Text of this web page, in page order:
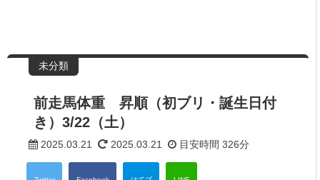
未分類
前走馬体重 昇順（初ブリ・誕生日付
き）3/22（土）
2025.03.21 2025.03.21 目安時間 326分